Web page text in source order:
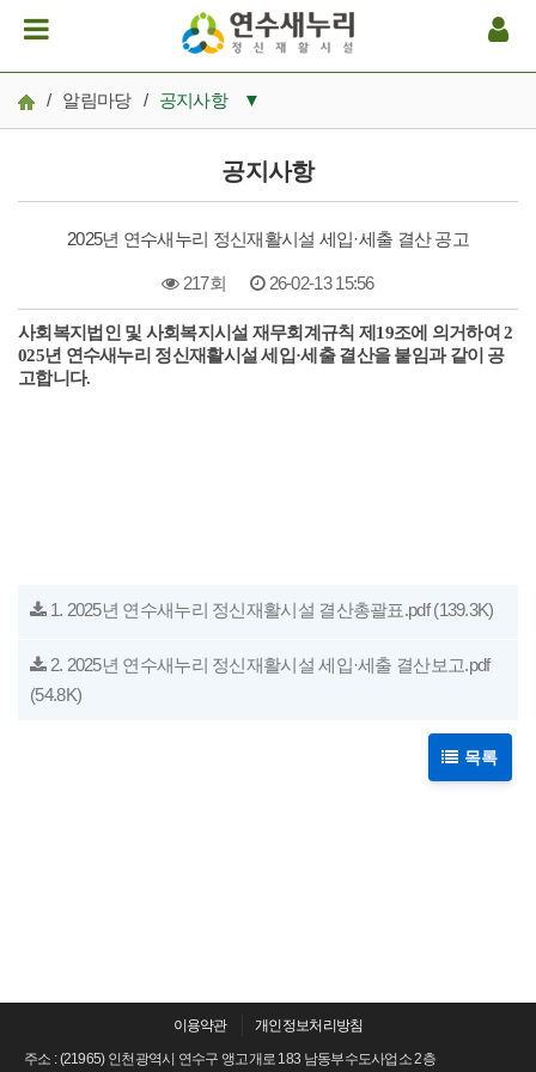
/ 알림마당 / 공지사항 ▼
일정
후원/봉사
보도자료
공지사항
2025년 연수새누리 정신재활시설 세입·세출 결산 공고
217회 26-02-13 15:56
본문
사회복지법인 및 사회복지시설 재무회계규칙 제19조에 의거하여 2
025년 연수새누리 정신재활시설 세입·세출 결산을 붙임과 같이 공
고합니다.
1. 2025년 연수새누리 정신재활시설 결산총괄표.pdf(139.3K)
2. 2025년 연수새누리 정신재활시설 세입·세출 결산보고.pdf
(54.8K)
목록
이용약관
개인정보처리방침
주소 : (21965) 인천광역시 연수구 앵고개로 183 남동부수도사업소 2층